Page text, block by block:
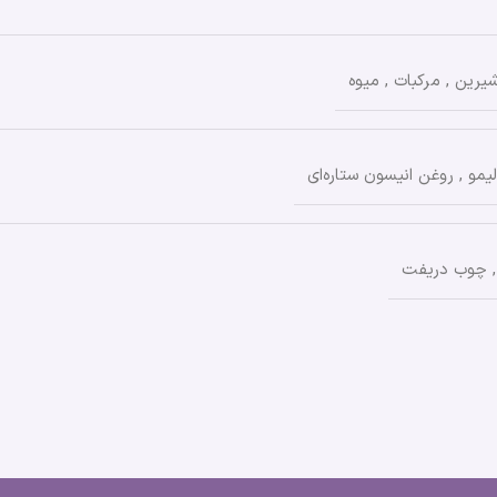
, مرکبات , میوه
لیمو , روغن انیسون ستاره‌ای
, چوب دریفت